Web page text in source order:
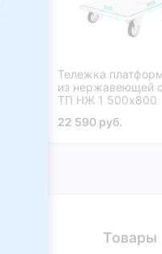
Тележка
из нержавеющей
ТП НЖ 1 500х800
22 590 руб.
Товары